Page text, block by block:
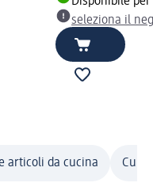
seleziona il
articoli da cucina Cura